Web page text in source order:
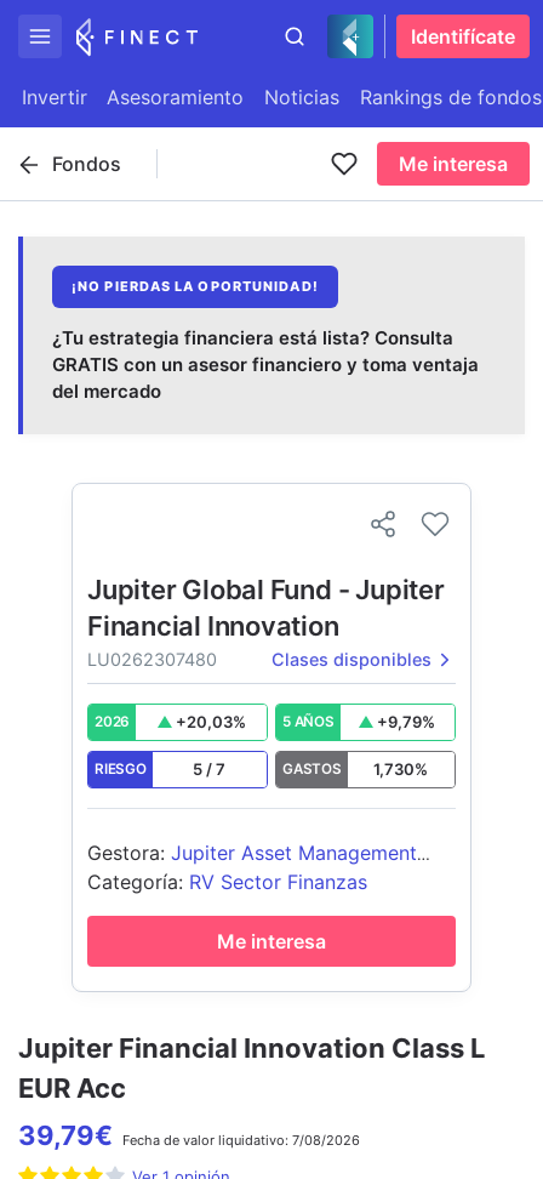
Identifícate
Invertir Asesoramiento Noticias Rankings de fondos
Fondos Me interesa
¡NO PIERDAS LA OPORTUNIDAD!
¿Tu estrategia financiera está lista? Consulta
GRATIS con un asesor financiero y toma ventaja
del mercado
Jupiter Financial Innovation Class L
EUR Acc
39,79€ Fecha de valor liquidativo: 7/08/2026
Jupiter Global Fund - Jupiter
Financial Innovation
LU0262307480 Clases disponibles
2026 +20,03% 5 AÑOS +9,79%
RIESGO 5 /7 GASTOS 1,730%
Gestora: Jupiter Asset Management
International S.A.
Categoría: RV Sector Finanzas
Me interesa